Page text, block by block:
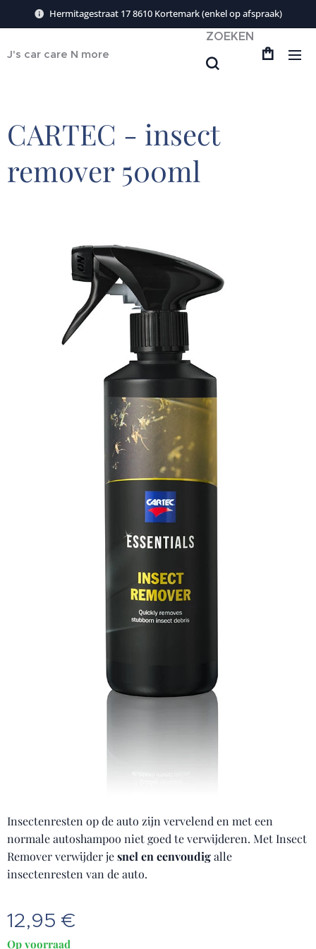
Hermitagestraat 17 8610 Kortemark (enkel op afspraak)
J's car care N more
ZOEKEN
CARTEC - insect
remover 500ml
Insectenresten op de auto zijn vervelend en met een
normale autoshampoo niet goed te verwijderen. Met Insect
Remover verwijder jesnel en eenvoudigalle
insectenresten van de auto.
12,95 €
Op voorraad